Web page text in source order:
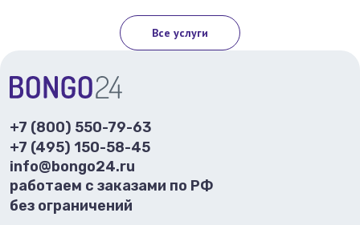
Все услуги
+7 (800) 550-79-63
+7 (495) 150-58-45
info@bongo24.ru
работаем с заказами по РФ
без ограничений